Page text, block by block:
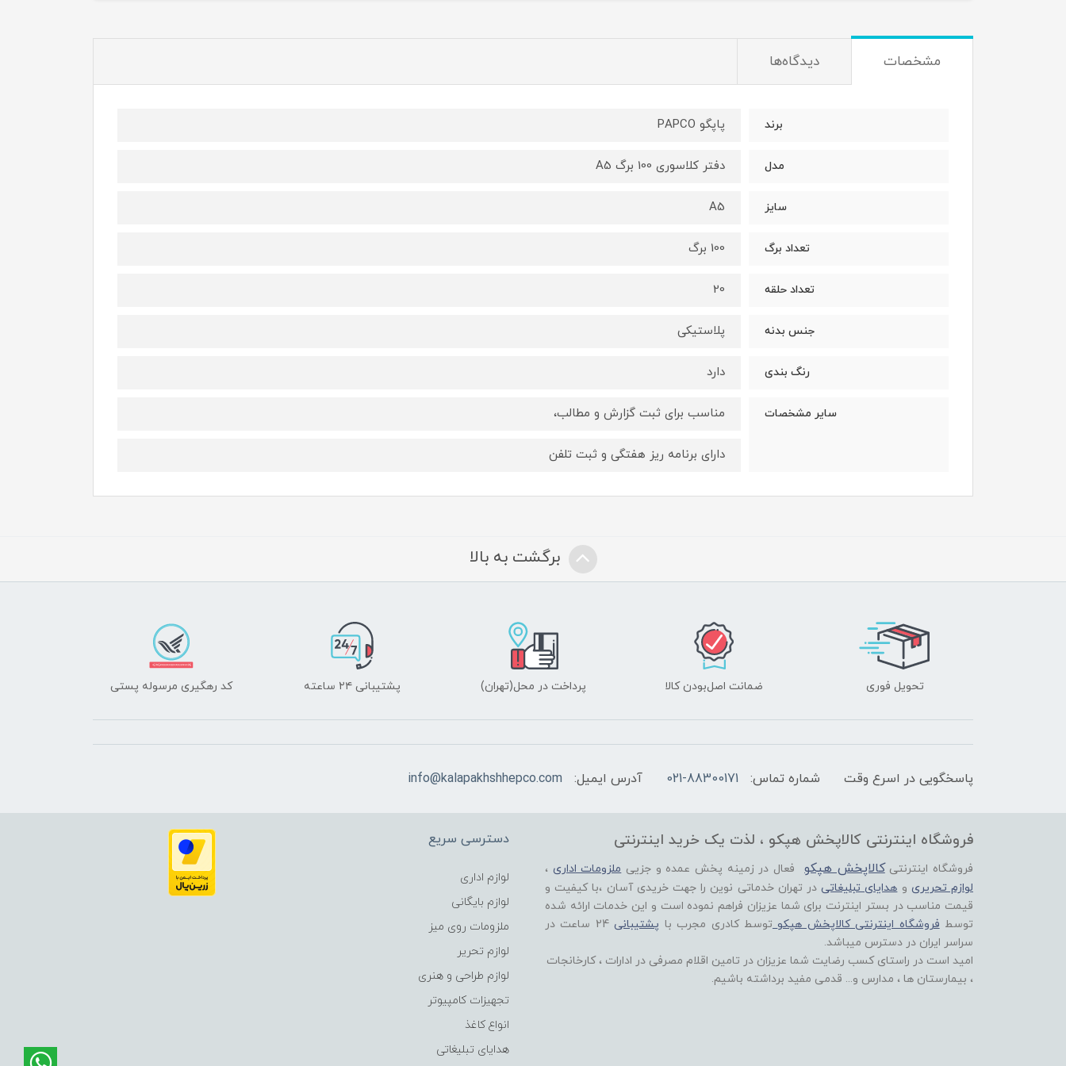
مشخصات دیدگاه‌ها
برند پاپگو PAPCO
مدل دفتر کلاسوری 100 برگ A5
سایز A5
تعداد برگ 100 برگ
تعداد حلقه 20
جنس بدنه پلاستیکی
رنگ بندی دارد
سایر مشخصات مناسب برای ثبت گزارش و مطالب،
دارای برنامه ریز هفتگی و ثبت تلفن
برگشت به بالا
تحویل فوری ضمانت اصل‌بودن کالا پرداخت در محل(تهران) پشتیبانی ۲۴ ساعته کد رهگیری مرسوله پستی
پاسخگویی در اسرع وقت شماره تماس: 021-88300171 آدرس ایمیل: info@kalapakhshhepco.com
فروشگاه اینترنتی کالاپخش هپکو ، لذت یک خرید اینترنتی
فروشگاه اینترنتی کالاپخش هپکو فعال در زمینه پخش عمده و جزییملزومات اداری ،
لوازم تحریری وهدایای تبلیغاتیدر تهران خدماتی نوین را جهت خریدی آسان ،با کیفیت و
قیمت مناسب در بستر اینترنت برای شما عزیزان فراهم نموده است و این خدمات ارائه شده
توسطفروشگاه اینترنتی کالاپخش هپکو توسط کادری مجرب با پشتیبانی
24 ساعت در
سراسر ایران در دسترس میباشد.
امید است در راستای کسب رضایت شما عزیزان در تامین اقلام مصرفی در ادارات ، کارخانجات
، بیمارستان ها ، مدارس و... قدمی مفید برداشته باشیم.
دسترسی سریع
لوازم اداری
لوازم بایگانی
ملزومات روی میز
لوازم تحریر
لوازم طراحی و هنری
تجهیزات کامپیوتر
انواع کاغذ
هدایای تبلیغاتی